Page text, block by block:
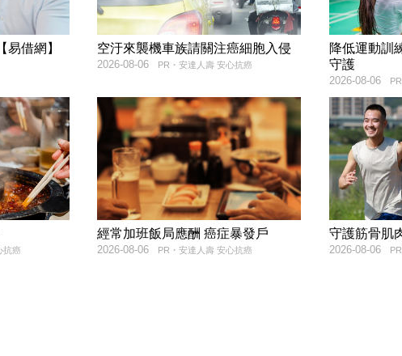
易借網】
空汙來襲機車族請關注癌細胞入侵
PR・安達人壽 安心抗癌
2026-08-06
降低運動訓
守護
2026-08-06
抗癌
經常加班飯局應酬 癌症暴發戶
PR・安達人壽 安心抗癌
2026-08-06
守護筋骨肌
2026-08-06